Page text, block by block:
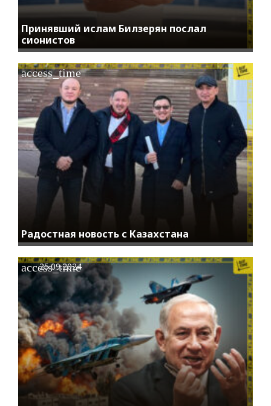
Принявший ислам Билзерян послал
сионистов
Радостная новость с Казахстана
access_time
access_time
25.09.2024